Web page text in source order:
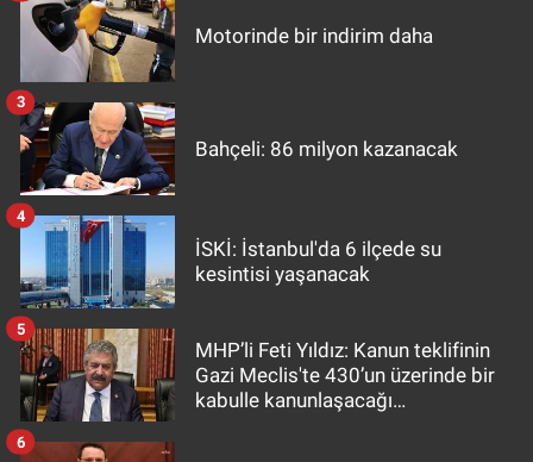
Motorinde bir indirim daha
Bahçeli: 86 milyon kazanacak
3
İSKİ: İstanbul'da 6 ilçede su
kesintisi yaşanacak
4
MHP’li Feti Yıldız: Kanun teklifinin
Gazi Meclis'te 430’un üzerinde bir
kabulle kanunlaşacağı
5
6